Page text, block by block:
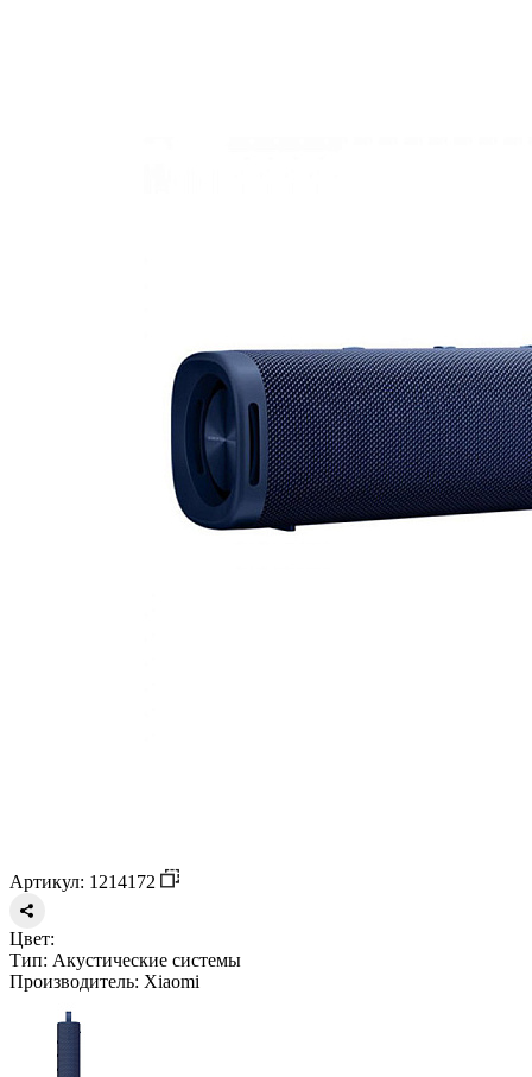
Артикул: 1214172
Цвет:
Тип: Акустические системы
Производитель: Xiaomi